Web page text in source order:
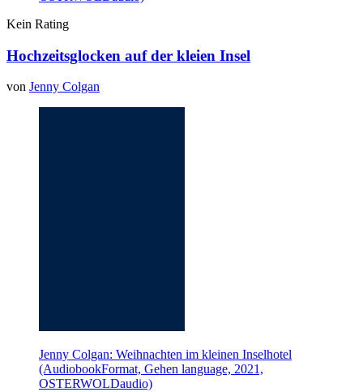
Kein Rating
Hochzeitsglocken auf der kleien Insel
von Jenny Colgan
Jenny Colgan: Weihnachten im kleinen Inselhotel
(AudiobookFormat, Gehen language, 2021,
OSTERWOLDaudio)